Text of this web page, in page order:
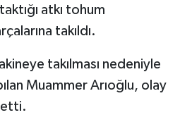
atkı tohum
takıldı.
takılması nedeniyle
Muammer Arıoğlu, olay